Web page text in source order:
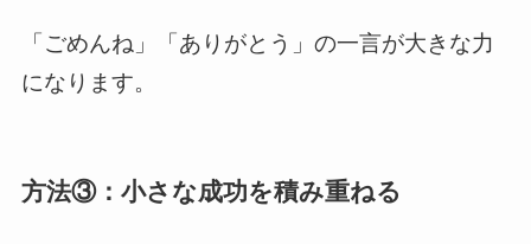
「ごめんね」「ありがとう」の一言が大きな力
になります。
方法③：小さな成功を積み重ねる